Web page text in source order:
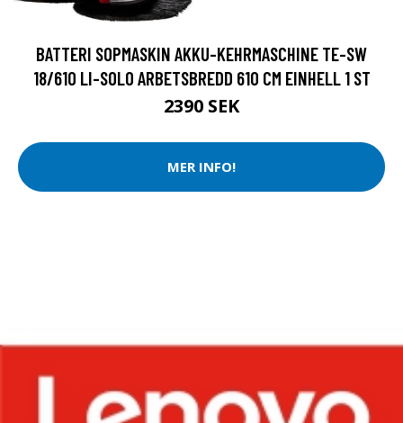
BATTERI SOPMASKIN AKKU-KEHRMASCHINE TE-SW
18/610 LI-SOLO ARBETSBREDD 610 CM EINHELL 1 ST
2390 SEK
MER INFO!